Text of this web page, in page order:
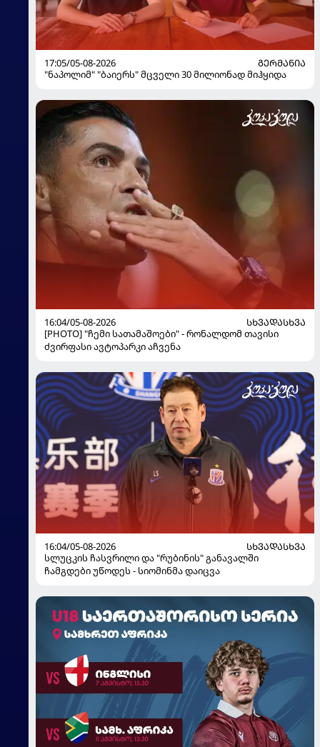
17:05/05-08-2026
ᲒᲔᲠᲛᲐᲜᲘᲐ
"ნაპოლიმ" "ბაიერს" მცველი 30 მილიონად მიჰყიდა
16:04/05-08-2026
ᲡᲮᲕᲐᲓᲐᲡᲮᲕᲐ
[PHOTO] "ჩემი სათამაშოები" - რონალდომ თავისი
ძვირფასი ავტოპარკი აჩვენა
16:04/05-08-2026
ᲡᲮᲕᲐᲓᲐᲡᲮᲕᲐ
სლუცკის ჩასვრილი და "რუბინის" განავალში
ჩამგდები უწოდეს - სიომინმა დაიცვა